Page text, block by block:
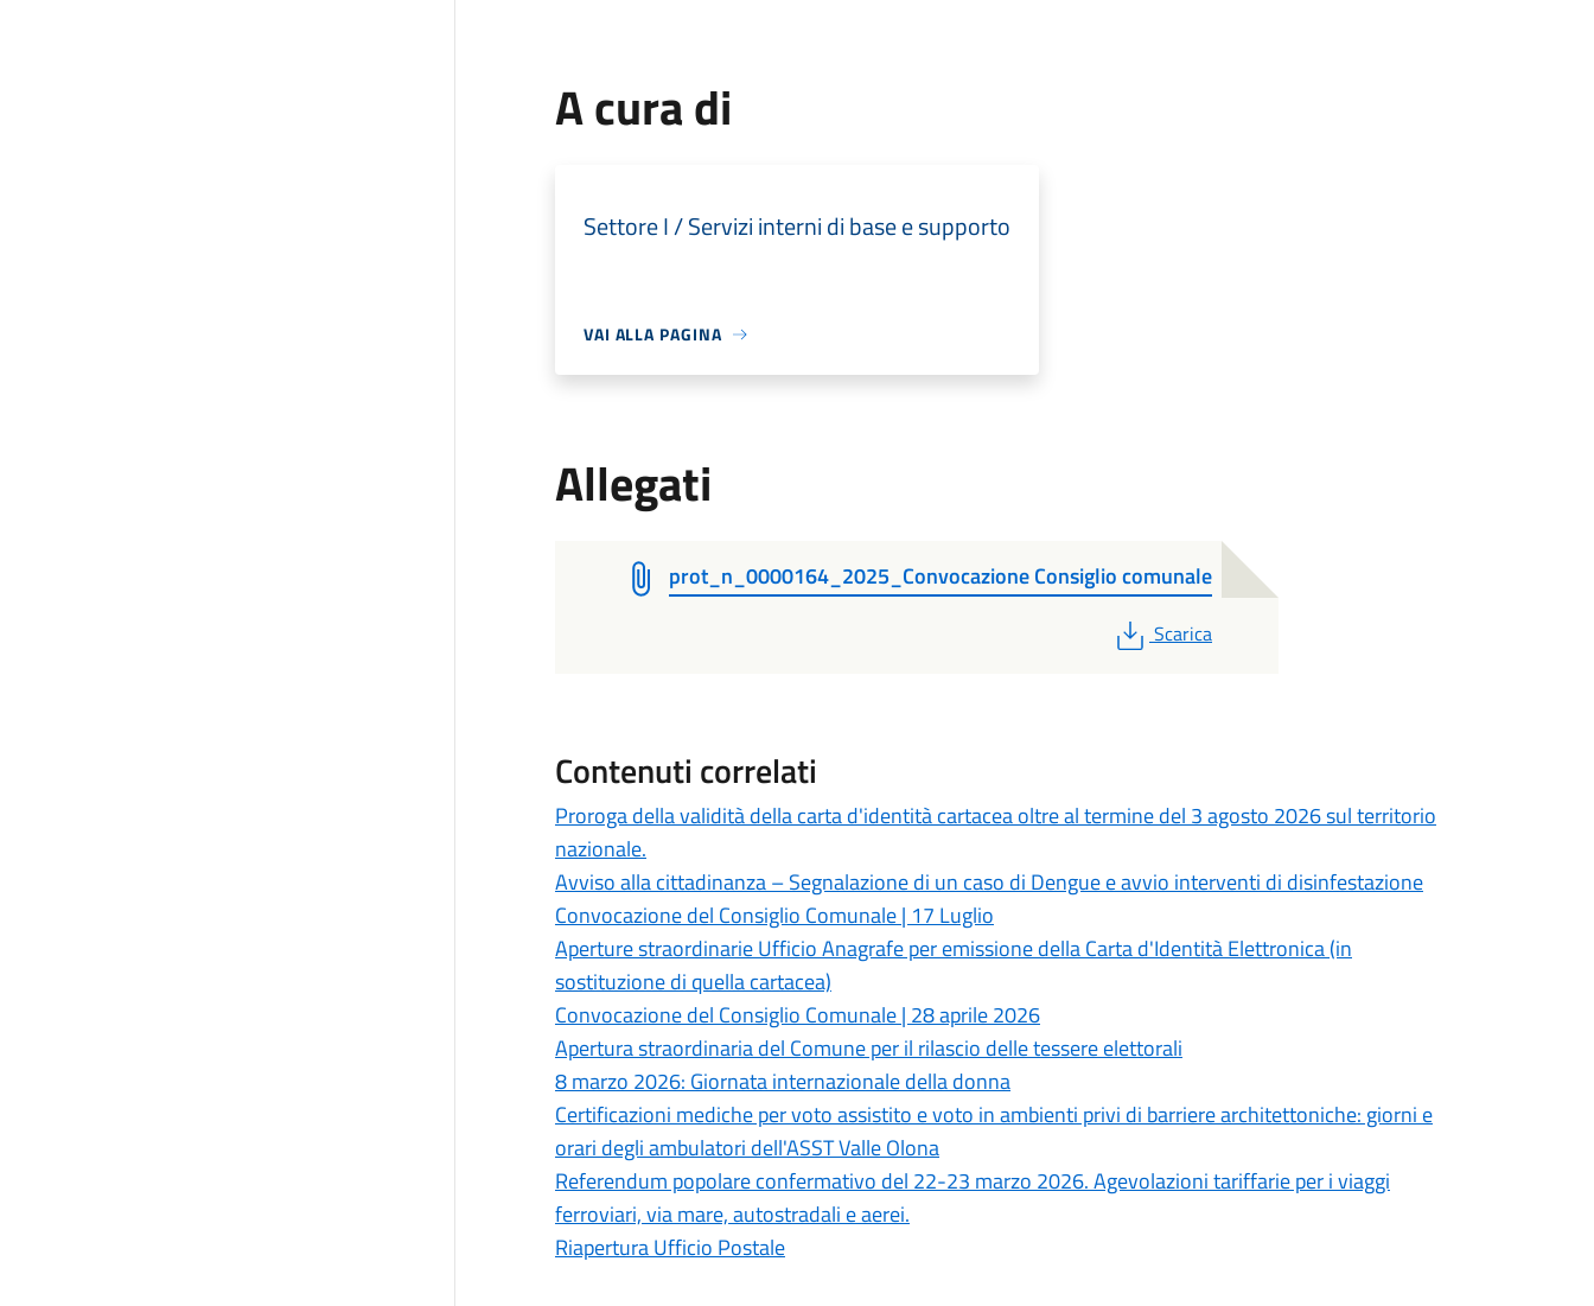
A cura di
Settore I / Servizi interni di base e supporto
VAI ALLA PAGINA
Allegati
prot_n_0000164_2025_Convocazione Consiglio comunale
PDF
Scarica
Contenuti correlati
Proroga della validità della carta d'identità cartacea oltre al termine del 3 agosto 2026 sul territorio
nazionale.
Avviso alla cittadinanza – Segnalazione di un caso di Dengue e avvio interventi di disinfestazione
Convocazione del Consiglio Comunale | 17 Luglio
Aperture straordinarie Ufficio Anagrafe per emissione della Carta d'Identità Elettronica (in
sostituzione di quella cartacea)
Convocazione del Consiglio Comunale | 28 aprile 2026
Apertura straordinaria del Comune per il rilascio delle tessere elettorali
8 marzo 2026: Giornata internazionale della donna
Certificazioni mediche per voto assistito e voto in ambienti privi di barriere architettoniche: giorni e
orari degli ambulatori dell'ASST Valle Olona
Referendum popolare confermativo del 22-23 marzo 2026. Agevolazioni tariffarie per i viaggi
ferroviari, via mare, autostradali e aerei.
Riapertura Ufficio Postale